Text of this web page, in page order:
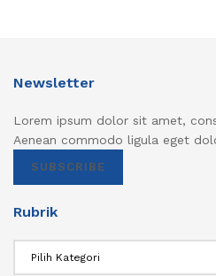
Newsletter
Lorem ipsum dolor sit amet,
Aenean commodo ligula eget
SUBSCRIBE
Rubrik